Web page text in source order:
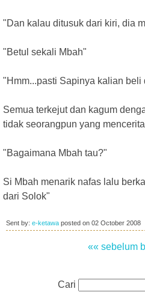
"Dan kalau ditusuk dari kiri, dia
"Betul sekali Mbah"
"Hmm...pasti Sapinya kalian beli
Semua terkejut dan kagum
tidak seorangpun yang
"Bagaimana Mbah tau?"
Si Mbah menarik nafas lalu
dari Solok"
Sent by: e-ketawa posted on 02 October 2008
«« sebelum
Cari